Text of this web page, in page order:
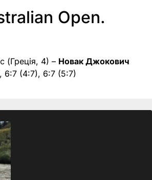
Open.
(Греція, 4) – Новак Джокович
6:7 (4:7), 6:7 (5:7)